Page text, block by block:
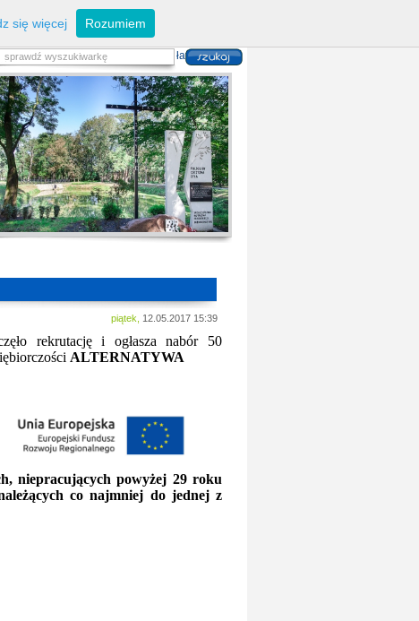
arządzanie kryzysowe
Rozwoju Dróg
lan zagospodarowania
ziałalność gospodarcza
odatki i opłaty lokalne
i usług danych przestrzennych
piątek, 12.05.2017 15:39
rekrutację i ogłasza nabór 50
ALTERNATYWA
niepracujących powyżej 29 roku
co najmniej do jednej z
się więcej Rozumiem